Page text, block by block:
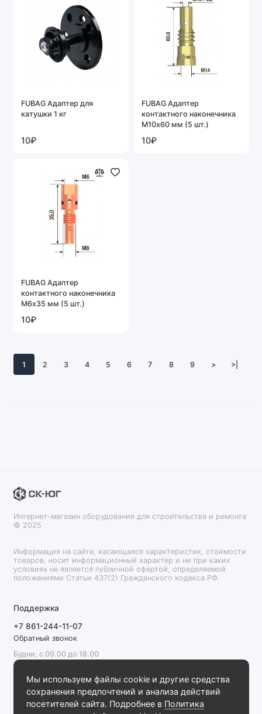
FUBAG Адаптер для
катушки 1 кг
10₽
FUBAG Адаптер
контактного наконечника
M10х60 мм (5 шт.)
10₽
FUBAG Адаптер
контактного наконечника
M6х35 мм (5 шт.)
10₽
1 2 3 4 5 6 7 8 9 > >|
Мы используем файлы cookie и другие средства
сохранения предпочтений и анализа действий
посетителей сайта. Подробнее в Политика
Интернет-магазин оборудования для строительства и ремонта
© 2025
Информация на сайте, касающаяся характеристик, стоимости
товаров, носит информационный характер и ни при каких
условиях не является публичной офертой, определяемой
положениями Статьи 437(2) Гражданского кодекса РФ.
Поддержка
+7 861-244-11-07
Обратный звонок
Будни, с 09.00 до 18.00
Мы в сети